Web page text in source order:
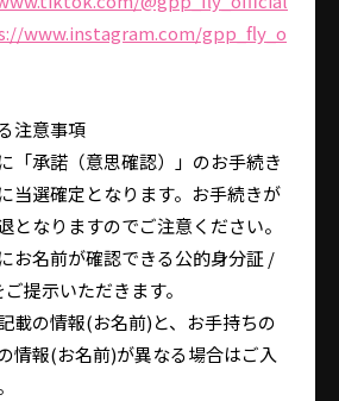
www.instagram.com/gpp_fly_o
注意事項
「承諾（意思確認）」のお手続き
当選確定となります。お手続きが
となりますのでご注意ください。
お名前が確認できる公的身分証 /
提示いただきます。
載の情報(お名前)と、お手持ちの
情報(お名前)が異なる場合はご入